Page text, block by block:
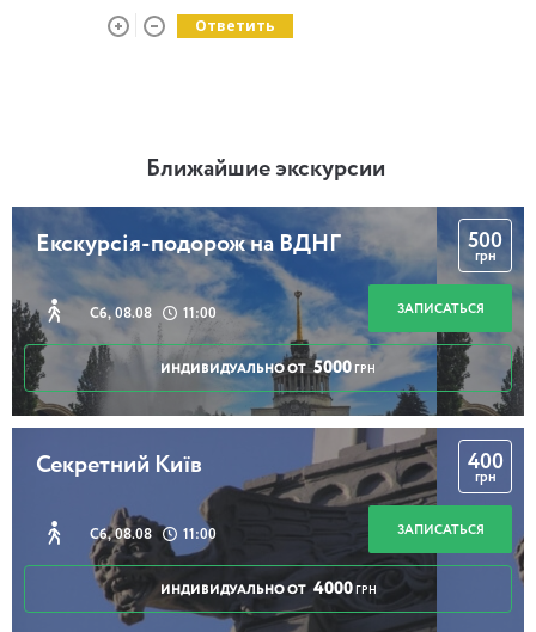
Ответить
Ближайшие экскурсии
Екскурсія-подорож на ВДНГ
Сб, 08.08 11:00
500
грн
ЗАПИСАТЬСЯ
ИНДИВИДУАЛЬНО ОТ 5000 ГРН
Секретний Київ
Сб, 08.08 11:00
400
грн
ЗАПИСАТЬСЯ
ИНДИВИДУАЛЬНО ОТ 4000 ГРН